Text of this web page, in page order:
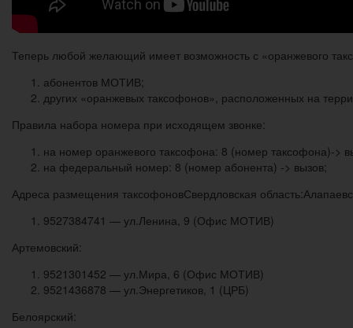
Теперь любой желающий имеет возможность с «оранжевого
абонентов МОТИВ;
других «оранжевых таксофонов», расположенных на
Правила набора номера при исходящем звонке:
на номер оранжевого таксофона: 8 (номер таксофона)->
на федеральный номер: 8 (номер абонента) -> вызов;
Адреса размещения таксофоновСвердловская
9527384741 — ул.Ленина, 9 (Офис МОТИВ)
Артемовский:
9521301452 — ул.Мира, 6 (Офис МОТИВ)
9521436878 — ул.Энергетиков, 1 (ЦРБ)
Белоярский: